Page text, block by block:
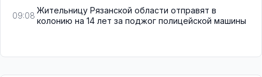
09:08
Жительницу Рязанской области отправят в
колонию на 14 лет за поджог полицейской машины